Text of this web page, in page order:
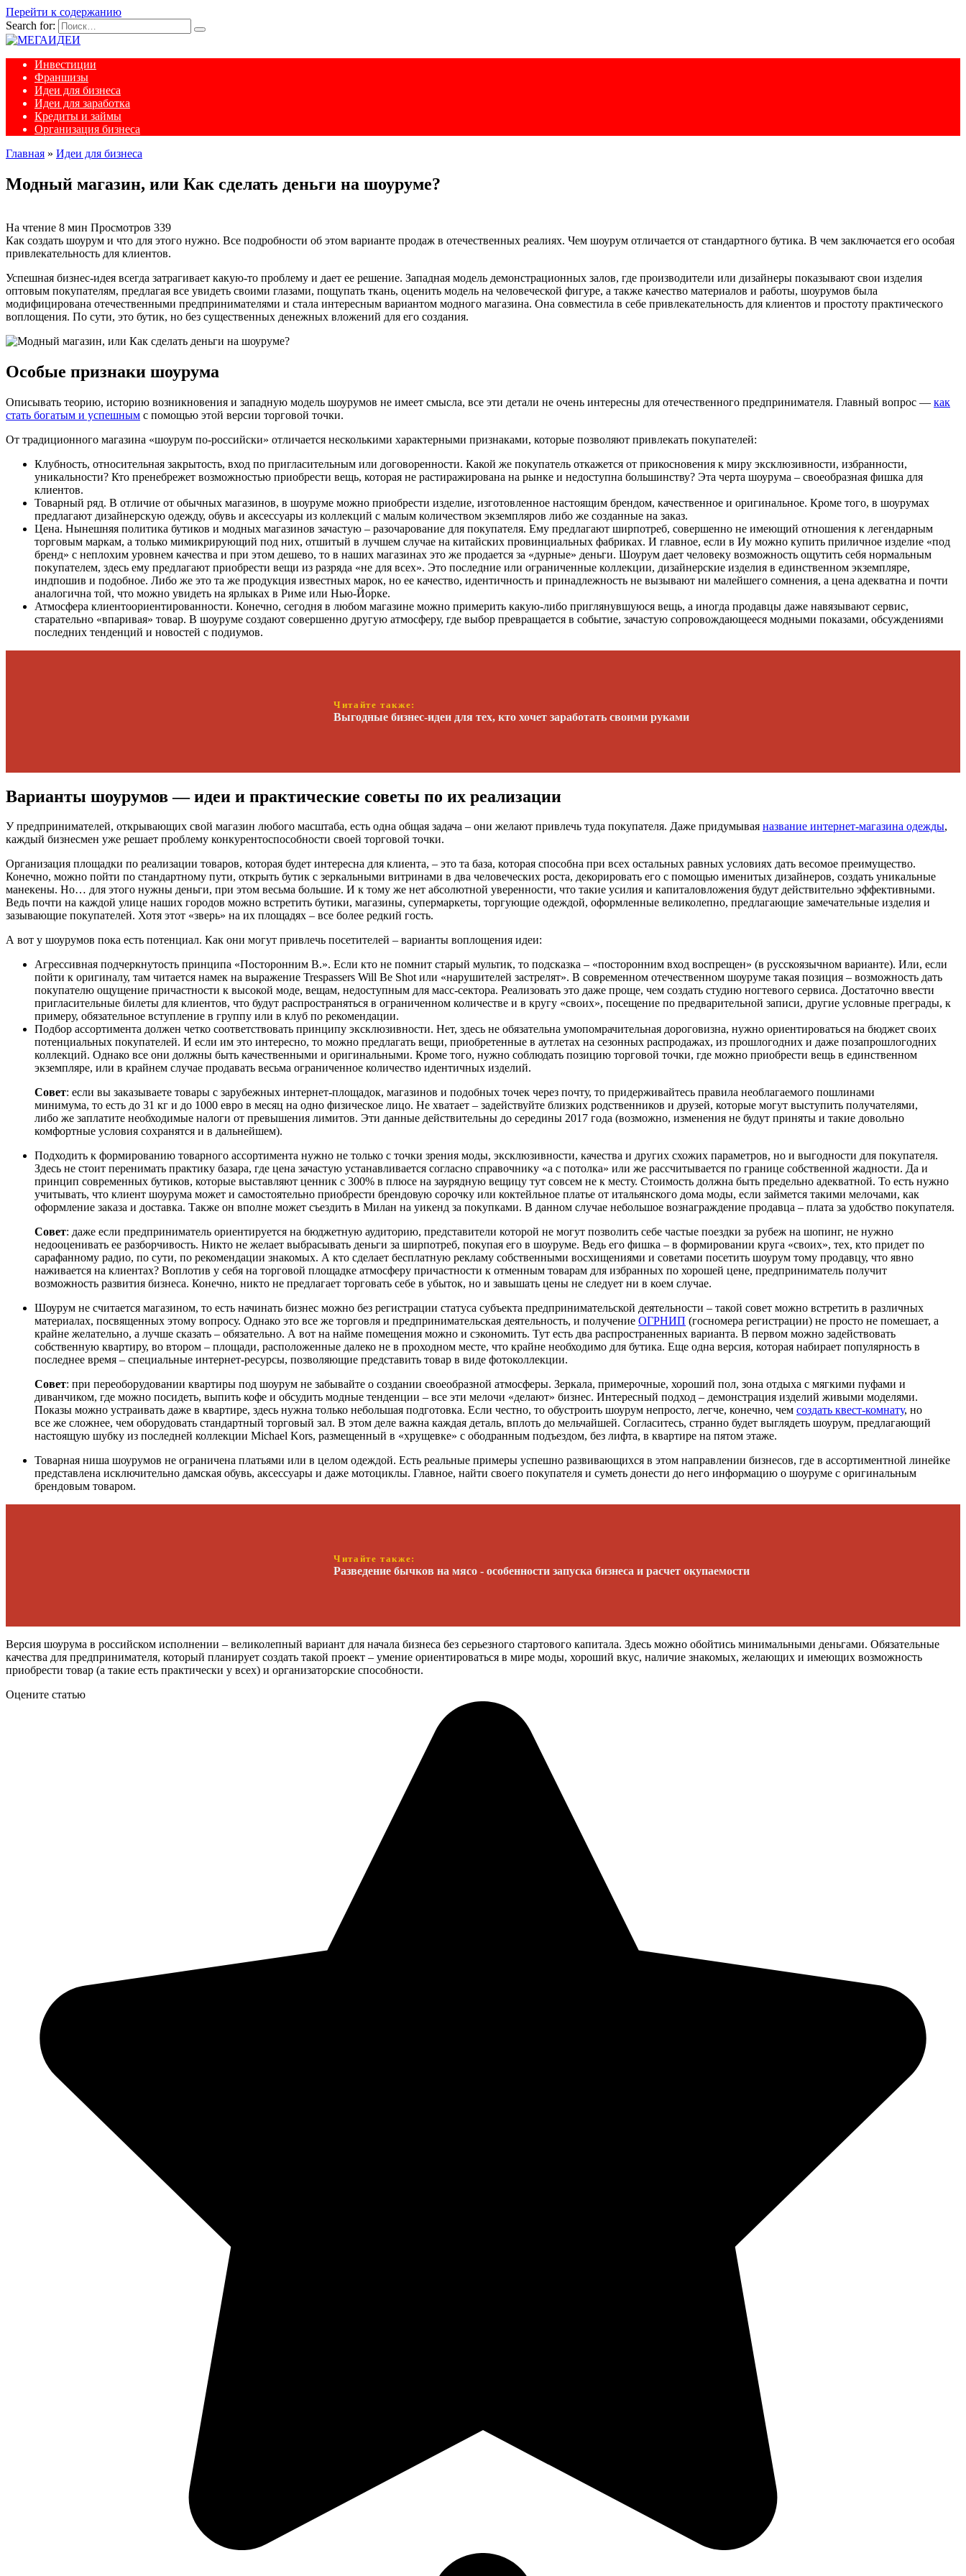
Перейти к содержанию
Search for:
Инвестиции
Франшизы
Идеи для бизнеса
Идеи для заработка
Кредиты и займы
Организация бизнеса
Главная » Идеи для бизнеса
Модный магазин, или Как сделать деньги на шоуруме?
На чтение 8 мин Просмотров 339
Как создать шоурум и что для этого нужно. Все подробности об этом варианте продаж в отечественных реалиях. Чем шоурум отличается от стандартного бутика. В чем заключается его особая
привлекательность для клиентов.
Успешная бизнес-идея всегда затрагивает какую-то проблему и дает ее решение. Западная модель демонстрационных залов, где производители или дизайнеры показывают свои изделия
оптовым покупателям, предлагая все увидеть своими глазами, пощупать ткань, оценить модель на человеческой фигуре, а также качество материалов и работы, шоурумов была
модифицирована отечественными предпринимателями и стала интересным вариантом модного магазина. Она совместила в себе привлекательность для клиентов и простоту практического
воплощения. По сути, это бутик, но без существенных денежных вложений для его создания.
Особые признаки шоурума
Описывать теорию, историю возникновения и западную модель шоурумов не имеет смысла, все эти детали не очень интересны для отечественного предпринимателя. Главный вопрос — как
стать богатым и успешным с помощью этой версии торговой точки.
От традиционного магазина «шоурум по-российски» отличается несколькими характерными признаками, которые позволяют привлекать покупателей:
Клубность, относительная закрытость, вход по пригласительным или договоренности. Какой же покупатель откажется от прикосновения к миру эксклюзивности, избранности,
уникальности? Кто пренебрежет возможностью приобрести вещь, которая не растиражирована на рынке и недоступна большинству? Эта черта шоурума – своеобразная фишка для
клиентов.
Товарный ряд. В отличие от обычных магазинов, в шоуруме можно приобрести изделие, изготовленное настоящим брендом, качественное и оригинальное. Кроме того, в шоурумах
предлагают дизайнерскую одежду, обувь и аксессуары из коллекций с малым количеством экземпляров либо же созданные на заказ.
Цена. Нынешняя политика бутиков и модных магазинов зачастую – разочарование для покупателя. Ему предлагают ширпотреб, совершенно не имеющий отношения к легендарным
торговым маркам, а только мимикрирующий под них, отшитый в лучшем случае на китайских провинциальных фабриках. И главное, если в Иу можно купить приличное изделие «под
бренд» с неплохим уровнем качества и при этом дешево, то в наших магазинах это же продается за «дурные» деньги. Шоурум дает человеку возможность ощутить себя нормальным
покупателем, здесь ему предлагают приобрести вещи из разряда «не для всех». Это последние или ограниченные коллекции, дизайнерские изделия в единственном экземпляре,
индпошив и подобное. Либо же это та же продукция известных марок, но ее качество, идентичность и принадлежность не вызывают ни малейшего сомнения, а цена адекватна и почти
аналогична той, что можно увидеть на ярлыках в Риме или Нью-Йорке.
Атмосфера клиентоориентированности. Конечно, сегодня в любом магазине можно примерить какую-либо приглянувшуюся вещь, а иногда продавцы даже навязывают сервис,
старательно «впаривая» товар. В шоуруме создают совершенно другую атмосферу, где выбор превращается в событие, зачастую сопровождающееся модными показами, обсуждениями
последних тенденций и новостей с подиумов.
Читайте также:
Выгодные бизнес-идеи для тех, кто хочет заработать своими руками
Варианты шоурумов — идеи и практические советы по их реализации
У предпринимателей, открывающих свой магазин любого масштаба, есть одна общая задача – они желают привлечь туда покупателя. Даже придумывая название интернет-магазина одежды,
каждый бизнесмен уже решает проблему конкурентоспособности своей торговой точки.
Организация площадки по реализации товаров, которая будет интересна для клиента, – это та база, которая способна при всех остальных равных условиях дать весомое преимущество.
Конечно, можно пойти по стандартному пути, открыть бутик с зеркальными витринами в два человеческих роста, декорировать его с помощью именитых дизайнеров, создать уникальные
манекены. Но… для этого нужны деньги, при этом весьма большие. И к тому же нет абсолютной уверенности, что такие усилия и капиталовложения будут действительно эффективными.
Ведь почти на каждой улице наших городов можно встретить бутики, магазины, супермаркеты, торгующие одеждой, оформленные великолепно, предлагающие замечательные изделия и
зазывающие покупателей. Хотя этот «зверь» на их площадях – все более редкий гость.
А вот у шоурумов пока есть потенциал. Как они могут привлечь посетителей – варианты воплощения идеи:
Агрессивная подчеркнутость принципа «Посторонним В.». Если кто не помнит старый мультик, то подсказка – «посторонним вход воспрещен» (в русскоязычном варианте). Или, если
пойти к оригиналу, там читается намек на выражение Trespassers Will Be Shot или «нарушителей застрелят». В современном отечественном шоуруме такая позиция – возможность дать
покупателю ощущение причастности к высокой моде, вещам, недоступным для масс-сектора. Реализовать это даже проще, чем создать студию ногтевого сервиса. Достаточно ввести
пригласительные билеты для клиентов, что будут распространяться в ограниченном количестве и в кругу «своих», посещение по предварительной записи, другие условные преграды, к
примеру, обязательное вступление в группу или в клуб по рекомендации.
Подбор ассортимента должен четко соответствовать принципу эксклюзивности. Нет, здесь не обязательна умопомрачительная дороговизна, нужно ориентироваться на бюджет своих
потенциальных покупателей. И если им это интересно, то можно предлагать вещи, приобретенные в аутлетах на сезонных распродажах, из прошлогодних и даже позапрошлогодних
коллекций. Однако все они должны быть качественными и оригинальными. Кроме того, нужно соблюдать позицию торговой точки, где можно приобрести вещь в единственном
экземпляре, или в крайнем случае продавать весьма ограниченное количество идентичных изделий.
Совет: если вы заказываете товары с зарубежных интернет-площадок, магазинов и подобных точек через почту, то придерживайтесь правила необлагаемого пошлинами
минимума, то есть до 31 кг и до 1000 евро в месяц на одно физическое лицо. Не хватает – задействуйте близких родственников и друзей, которые могут выступить получателями,
либо же заплатите необходимые налоги от превышения лимитов. Эти данные действительны до середины 2017 года (возможно, изменения не будут приняты и такие довольно
комфортные условия сохранятся и в дальнейшем).
Подходить к формированию товарного ассортимента нужно не только с точки зрения моды, эксклюзивности, качества и других схожих параметров, но и выгодности для покупателя.
Здесь не стоит перенимать практику базара, где цена зачастую устанавливается согласно справочнику «а с потолка» или же рассчитывается по границе собственной жадности. Да и
принцип современных бутиков, которые выставляют ценник с 300% в плюсе на заурядную вещицу тут совсем не к месту. Стоимость должна быть предельно адекватной. То есть нужно
учитывать, что клиент шоурума может и самостоятельно приобрести брендовую сорочку или коктейльное платье от итальянского дома моды, если займется такими мелочами, как
оформление заказа и доставка. Также он вполне может съездить в Милан на уикенд за покупками. В данном случае небольшое вознаграждение продавца – плата за удобство покупателя.
Совет: даже если предприниматель ориентируется на бюджетную аудиторию, представители которой не могут позволить себе частые поездки за рубеж на шопинг, не нужно
недооценивать ее разборчивость. Никто не желает выбрасывать деньги за ширпотреб, покупая его в шоуруме. Ведь его фишка – в формировании круга «своих», тех, кто придет по
сарафанному радио, по сути, по рекомендации знакомых. А кто сделает бесплатную рекламу собственными восхищениями и советами посетить шоурум тому продавцу, что явно
наживается на клиентах? Воплотив у себя на торговой площадке атмосферу причастности к отменным товарам для избранных по хорошей цене, предприниматель получит
возможность развития бизнеса. Конечно, никто не предлагает торговать себе в убыток, но и завышать цены не следует ни в коем случае.
Шоурум не считается магазином, то есть начинать бизнес можно без регистрации статуса субъекта предпринимательской деятельности – такой совет можно встретить в различных
материалах, посвященных этому вопросу. Однако это все же торговля и предпринимательская деятельность, и получение ОГРНИП (госномера регистрации) не просто не помешает, а
крайне желательно, а лучше сказать – обязательно. А вот на найме помещения можно и сэкономить. Тут есть два распространенных варианта. В первом можно задействовать
собственную квартиру, во втором – площади, расположенные далеко не в проходном месте, что крайне необходимо для бутика. Еще одна версия, которая набирает популярность в
последнее время – специальные интернет-ресурсы, позволяющие представить товар в виде фотоколлекции.
Совет: при переоборудовании квартиры под шоурум не забывайте о создании своеобразной атмосферы. Зеркала, примерочные, хороший пол, зона отдыха с мягкими пуфами и
диванчиком, где можно посидеть, выпить кофе и обсудить модные тенденции – все эти мелочи «делают» бизнес. Интересный подход – демонстрация изделий живыми моделями.
Показы можно устраивать даже в квартире, здесь нужна только небольшая подготовка. Если честно, то обустроить шоурум непросто, легче, конечно, чем создать квест-комнату, но
все же сложнее, чем оборудовать стандартный торговый зал. В этом деле важна каждая деталь, вплоть до мельчайшей. Согласитесь, странно будет выглядеть шоурум, предлагающий
настоящую шубку из последней коллекции Michael Kors, размещенный в «хрущевке» с ободранным подъездом, без лифта, в квартире на пятом этаже.
Товарная ниша шоурумов не ограничена платьями или в целом одеждой. Есть реальные примеры успешно развивающихся в этом направлении бизнесов, где в ассортиментной линейке
представлена исключительно дамская обувь, аксессуары и даже мотоциклы. Главное, найти своего покупателя и суметь донести до него информацию о шоуруме с оригинальным
брендовым товаром.
Читайте также:
Разведение бычков на мясо - особенности запуска бизнеса и расчет окупаемости
Версия шоурума в российском исполнении – великолепный вариант для начала бизнеса без серьезного стартового капитала. Здесь можно обойтись минимальными деньгами. Обязательные
качества для предпринимателя, который планирует создать такой проект – умение ориентироваться в мире моды, хороший вкус, наличие знакомых, желающих и имеющих возможность
приобрести товар (а такие есть практически у всех) и организаторские способности.
Оцените статью